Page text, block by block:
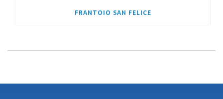
FRANTOIO SAN FELICE